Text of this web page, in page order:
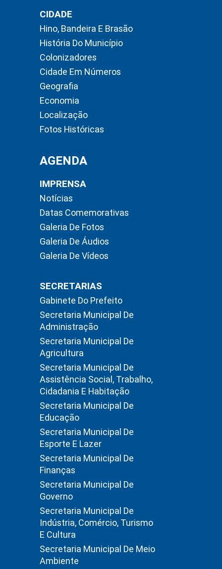
CIDADE
Hino, Bandeira E Brasão
História Do Município
Colonizadores
Cidade Em Números
Geografia
Economia
Localização
Fotos Históricas
AGENDA
IMPRENSA
Notícias
Datas Comemorativas
Galeria De Fotos
Galeria De Áudios
Galeria De Vídeos
SECRETARIAS
Gabinete Do Prefeito
Secretaria Municipal De
Administração
Secretaria Municipal De
Agricultura
Secretaria Municipal De
Assistência Social, Trabalho,
Cidadania E Habitação
Secretaria Municipal De
Educação
Secretaria Municipal De
Esporte E Lazer
Secretaria Municipal De
Finanças
Secretaria Municipal De
Governo
Secretaria Municipal De
Indústria, Comércio, Turismo
E Cultura
Secretaria Municipal De Meio
Ambiente